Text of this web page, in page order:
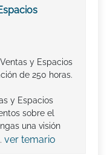
y Espacios
de 250 horas.
y Espacios
sobre el
una visión
ver temario